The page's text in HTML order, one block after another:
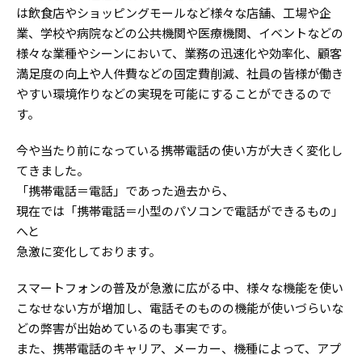
は飲食店やショッピングモールなど様々な店舗、工場や企
業、学校や病院などの公共機関や医療機関、イベントなどの
様々な業種やシーンにおいて、業務の迅速化や効率化、顧客
満足度の向上や人件費などの固定費削減、社員の皆様が働き
やすい環境作りなどの実現を可能にすることができるので
す。
今や当たり前になっている携帯電話の使い方が大きく変化し
てきました。
「携帯電話＝電話」であった過去から、
現在では「携帯電話＝小型のパソコンで電話ができるもの」
へと
急激に変化しております。
スマートフォンの普及が急激に広がる中、様々な機能を使い
こなせない方が増加し、電話そのものの機能が使いづらいな
どの弊害が出始めているのも事実です。
また、携帯電話のキャリア、メーカー、機種によって、アプ